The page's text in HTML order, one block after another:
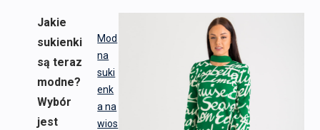
Mod
na
suki
enk
a na
wios
Jakie
sukienki
są teraz
modne?
Wybór
jest